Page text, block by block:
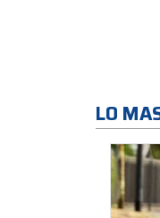
LO